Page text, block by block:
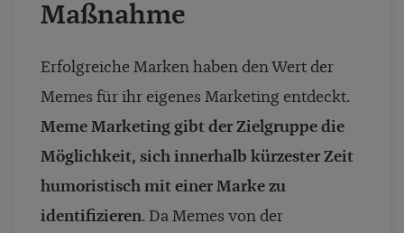
Maßnahme
Erfolgreiche Marken haben den Wert der
Memes für ihr eigenes Marketing entdeckt.
Meme Marketing gibt der Zielgruppe die
Möglichkeit, sich innerhalb kürzester Zeit
humoristisch mit einer Marke zu
identifizieren. Da Memes von der